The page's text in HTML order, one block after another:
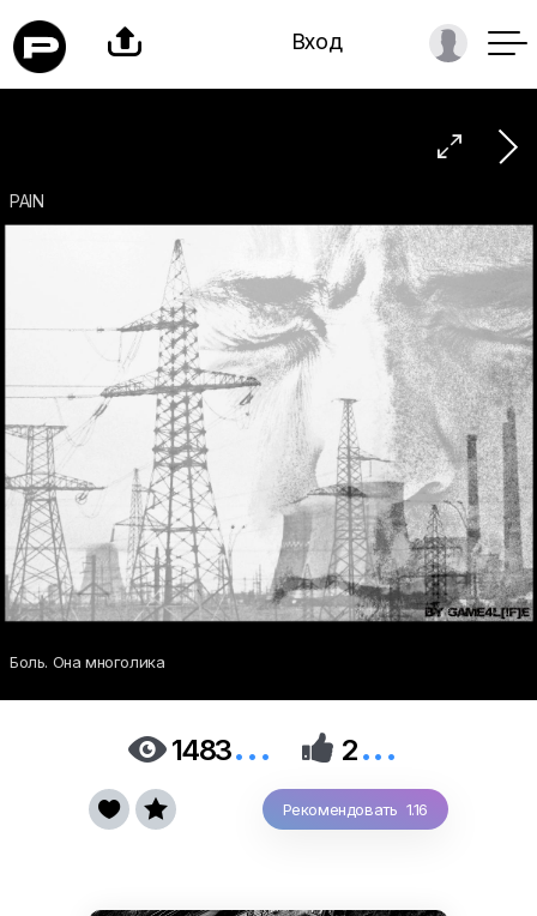
 Вход

PAIN
Боль. Она многолика
 1483...  2...
Рекомендовать 1.16
 